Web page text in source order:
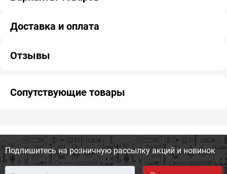
Доставка и оплата
Отзывы
Сопутствующие товары
Подпишитесь на розничную рассылку акций и новинок